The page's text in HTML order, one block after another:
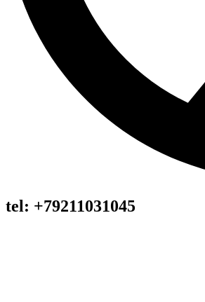
tel: +79211031045